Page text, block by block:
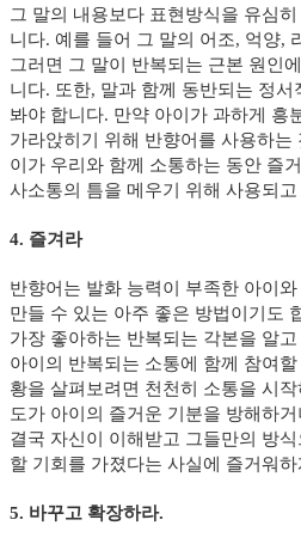
그 말의 내용보다 표현방식을 유심
니다. 예를 들어 그 말의 어조, 억양,
그러면 그 말이 반복되는 근본 원인
니다. 또한, 말과 함께 동반되는 정서
봐야 합니다. 만약 아이가 과하게 흥
가라앉히기 위해 반향어를 사용하
이가 우리와 함께 소통하는 동안 즐
사소통의 틈을 메우기 위해 사용되
4. 즐겨라
반향어는 발화 능력이 부족한 아이
만들 수 있는 아주 좋은 방법이기도
가장 좋아하는 반복되는 각본을 알
아이의 반복되는 소통에 함께 참여
황을 살펴보려면 천천히 소통을 시
도가 아이의 즐거운 기분을 방해하
결국 자신이 이해받고 그들만의 방
할 기회를 가졌다는 사실에 즐거워
5. 바꾸고 확장하라.